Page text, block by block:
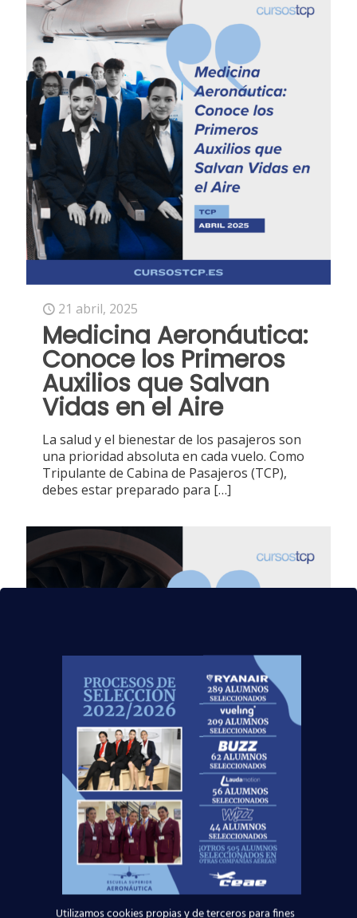
21 abril, 2025
Medicina Aeronáutica:
Conoce los Primeros
Auxilios que Salvan
Vidas en el Aire
La salud y el bienestar de los pasajeros son
una prioridad absoluta en cada vuelo. Como
Tripulante de Cabina de Pasajeros (TCP),
debes estar preparado para […]
7 abril, 2025
El Secreto Mejor
Guardado de los TCP:
Utilizamos cookies propias y de terceros para fines